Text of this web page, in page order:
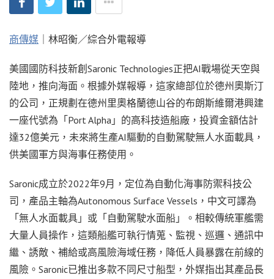
商傳媒 ｜林昭衡／綜合外電報導
美國國防科技新創Saronic Technologies正把AI戰場從天空與
陸地，推向海面。根據外媒報導，這家總部位於德州奧斯汀
的公司，正規劃在德州里奧格蘭德山谷的布朗斯維爾港興建
一座代號為「Port Alpha」的高科技造船廠，投資金額估計
達32億美元，未來將生產AI驅動的自動駕駛無人水面載具，
供美國軍方與海事任務使用。
Saronic成立於2022年9月，定位為自動化海事防禦科技公
司，產品主軸為Autonomous Surface Vessels，中文可譯為
「無人水面載具」或「自動駕駛水面船」。相較傳統軍艦需
大量人員操作，這類船艦可執行情蒐、監視、巡邏、通訊中
繼、誘敵、補給或高風險海域任務，降低人員暴露在前線的
風險。Saronic已推出多款不同尺寸船型，外媒指出其產品長